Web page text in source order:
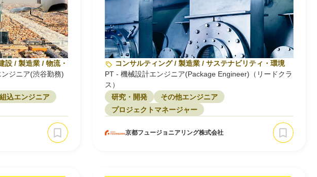
/ 製造業 / 物流・配送
ジニア(渋谷勤務)
込エンジニア
コンサルティング / 製造業 / サステナビリティ・環境
PT - 機械設計エンジニア(Package Engineer)（リードクラ
ス）
研究・開発
その他エンジニア
プロジェクトマネージャー
京都フュージョニアリング株式会社